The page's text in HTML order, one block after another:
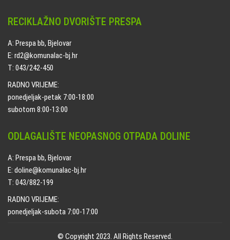
RECIKLAŽNO DVORIŠTE PRESPA
A: Prespa bb, Bjelovar
E: rd2@komunalac-bj.hr
T: 043/242-450
RADNO VRIJEME:
ponedjeljak-petak 7:00-18:00
subotom 8:00-13:00
ODLAGALIŠTE NEOPASNOG OTPADA DOLINE
A: Prespa bb, Bjelovar
E: doline@komunalac-bj.hr
T: 043/882-199
RADNO VRIJEME:
ponedjeljak-subota 7:00-17:00
© Copyright 2023. All Rights Reserved.